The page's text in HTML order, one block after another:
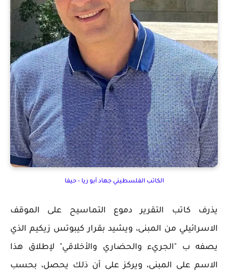
الكاتب الفلسطيني جهاد أبو ريا - حيفا
يذرف كاتب التقرير دموع التماسيح على الموقف
الاسرائيلي من المبنى، ويشيد بقرار كيبوتس زيكيم الذي
يصفه ب "الجريء والحضاري والأخلاقي" لإطلاق هذا
الاسم على المبنى، ويركز على أن ذلك يحصل، بحسب